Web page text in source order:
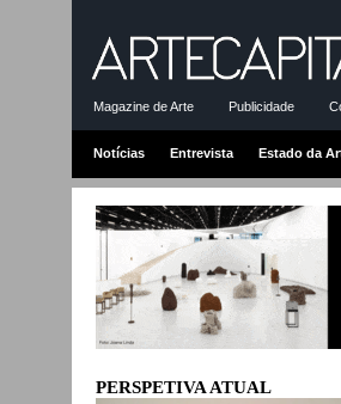
Magazine de Arte Publicidade
Notícias Entrevista Estado da
PERSPETIVA ATUAL